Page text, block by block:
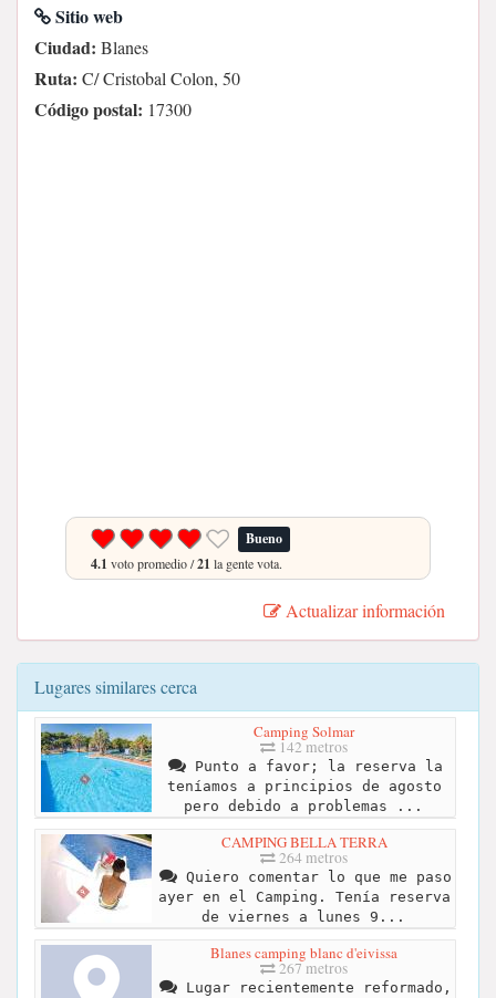
Sitio web
Ciudad: Blanes
Ruta: C/ Cristobal Colon, 50
Código postal: 17300
Bueno
4.1 voto promedio /21 la gente vota.
Actualizar información
Lugares similares cerca
Camping Solmar
142 metros
Punto a favor; la reserva la
teníamos a principios de agosto
pero debido a problemas ...
CAMPING BELLA TERRA
264 metros
Quiero comentar lo que me paso
ayer en el Camping. Tenía reserva
de viernes a lunes 9...
Blanes camping blanc d'eivissa
267 metros
Lugar recientemente reformado,